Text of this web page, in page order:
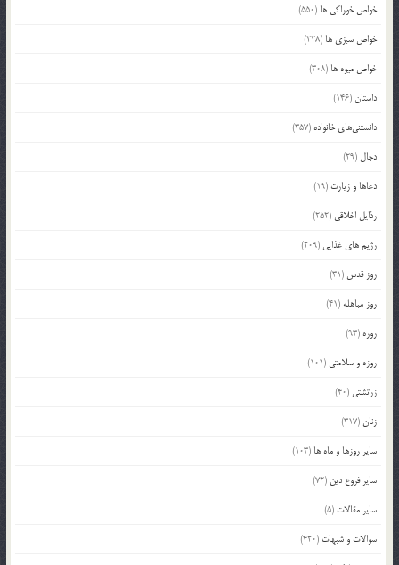
خواص خوراکی ها (550)
خواص سبزی ها (228)
خواص میوه ها (308)
داستان(146)
دانستنی‌های خانواده (357)
دجال (29)
دعاها و زیارت (19)
رذایل اخلاقی (252)
رژیم های غذایی (209)
روز قدس (31)
روز مباهله (41)
روزه (93)
روزه و سلامتی (101)
زرتشتی (40)
زنان(317)
سایر روزها و ماه ها (103)
سایر فروع دین (72)
سایر مقالات (5)
سوالات و شبهات (420)